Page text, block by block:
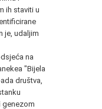
ih staviti u
je, udaljim
na
"Bijela
društva,
genezom